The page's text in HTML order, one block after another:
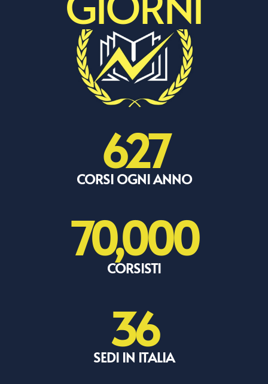
CORSI OGNI ANNO
627
CORSISTI
70,000
SEDI IN ITALIA
36